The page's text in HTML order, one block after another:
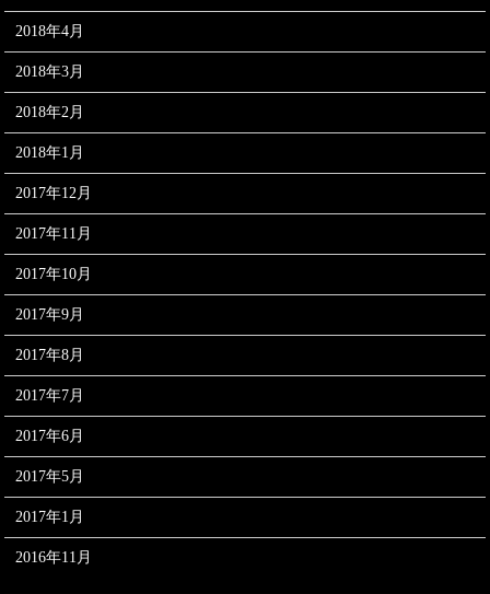
2018年4月
2018年3月
2018年2月
2018年1月
2017年12月
2017年11月
2017年10月
2017年9月
2017年8月
2017年7月
2017年6月
2017年5月
2017年1月
2016年11月